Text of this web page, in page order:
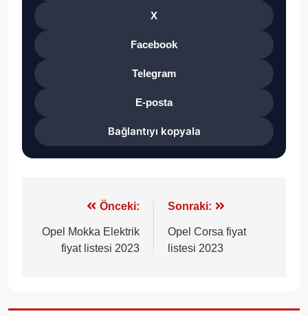
X
Facebook
Telegram
E-posta
Bağlantıyı kopyala
gezinmesi
Önceki:
Opel Mokka Elektrik
fiyat listesi 2023
Sonraki:
Opel Corsa fiyat
listesi 2023